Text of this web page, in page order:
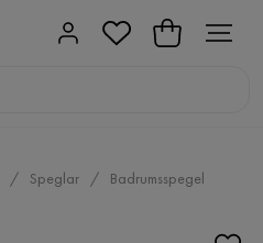
Speglar Badrumsspegel